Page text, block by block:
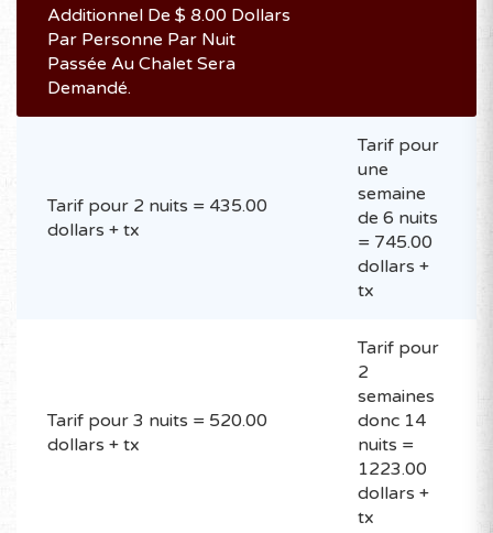
Additionnel De $ 8.00 Dollars
Par Personne Par Nuit
Passée Au Chalet Sera
Demandé.
Tarif pour 2 nuits = 435.00
dollars + tx
Tarif pour
une
semaine
de 6 nuits
= 745.00
dollars +
tx
Tarif pour 3 nuits = 520.00
dollars + tx
Tarif pour
2
semaines
donc 14
nuits =
1223.00
dollars +
tx